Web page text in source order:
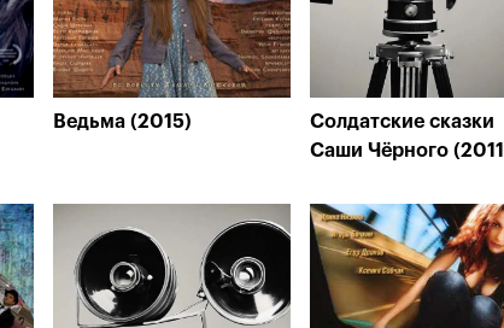
Ведьма (2015)
Солдатские сказки
Саши Чёрного